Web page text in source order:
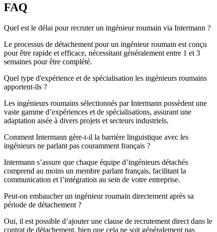
FAQ
Quel est le délai pour recruter un ingénieur roumain via Intermann ?
Le processus de détachement pour un ingénieur roumain est conçu
pour être rapide et efficace, nécessitant généralement entre 1 et 3
semaines pour être complété.
Quel type d'expérience et de spécialisation les ingénieurs roumains
apportent-ils ?
Les ingénieurs roumains sélectionnés par Intermann possèdent une
vaste gamme d’expériences et de spécialisations, assurant une
adaptation aisée à divers projets et secteurs industriels.
Comment Intermann gère-t-il la barrière linguistique avec les
ingénieurs ne parlant pas couramment français ?
Intermann s’assure que chaque équipe d’ingénieurs détachés
comprend au moins un membre parlant français, facilitant la
communication et l’intégration au sein de votre entreprise.
Peut-on embaucher un ingénieur roumain directement après sa
période de détachement ?
Oui, il est possible d’ajouter une clause de recrutement direct dans le
contrat de détachement, bien que cela ne soit généralement pas